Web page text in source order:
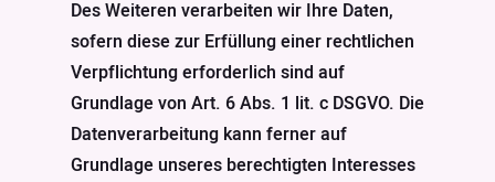
Des Weiteren verarbeiten wir Ihre Daten,
sofern diese zur Erfüllung einer rechtlichen
Verpflichtung erforderlich sind auf
Grundlage von Art. 6 Abs. 1 lit. c DSGVO. Die
Datenverarbeitung kann ferner auf
Grundlage unseres berechtigten Interesses